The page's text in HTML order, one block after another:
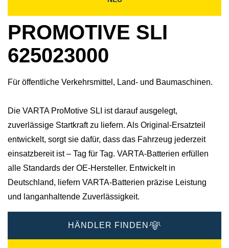
PROMOTIVE SLI
625023000
Für öffentliche Verkehrsmittel, Land- und Baumaschinen.
Die VARTA ProMotive SLI ist darauf ausgelegt,
zuverlässige Startkraft zu liefern. Als Original-Ersatzteil
entwickelt, sorgt sie dafür, dass das Fahrzeug jederzeit
einsatzbereit ist – Tag für Tag. VARTA-Batterien erfüllen
alle Standards der OE-Hersteller. Entwickelt in
Deutschland, liefern VARTA-Batterien präzise Leistung
und langanhaltende Zuverlässigkeit.
HÄNDLER FINDEN